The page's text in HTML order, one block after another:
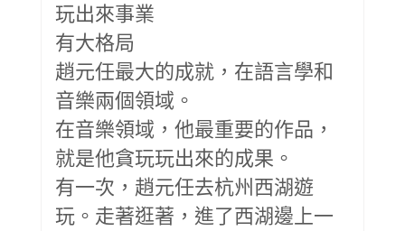
玩出來事業
有大格局
趙元任最大的成就，在語言學和
音樂兩個領域。
在音樂領域，他最重要的作品，
就是他貪玩玩出來的成果。
有一次，趙元任去杭州西湖遊
玩。走著逛著，進了西湖邊上一